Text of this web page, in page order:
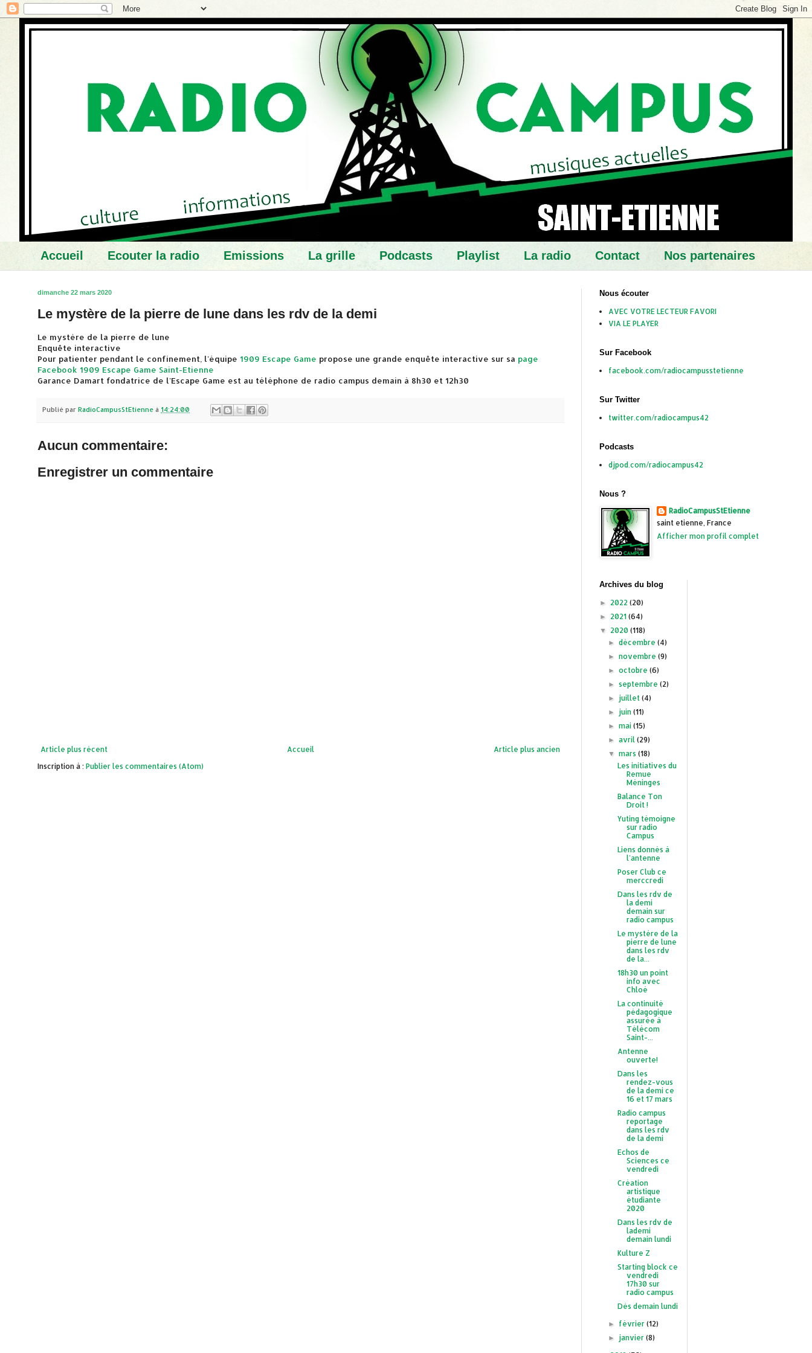
Accueil Ecouter la radio Emissions La grille Podcasts Playlist La radio Contact Nos partenaires
dimanche 22 mars 2020
Le mystère de la pierre de lune dans les rdv de la demi
Le mystère de la pierre de lune
Enquête interactive
Pour patienter pendant le confinement, l'équipe 1909 Escape Game propose une grande enquête interactive sur sa page
Facebook 1909 Escape Game Saint-Etienne
Garance Damart fondatrice de l'Escape Game est au téléphone de radio campus demain à 8h30 et 12h30
Publié par RadioCampusStEtienne à 14:24:00
Aucun commentaire:
Enregistrer un commentaire
Article plus récent Article plus ancien
Accueil
Inscription à : Publier les commentaires (Atom)
Nous écouter
AVEC VOTRE LECTEUR FAVORI
VIA LE PLAYER
Sur Facebook
facebook.com/radiocampusstetienne
Sur Twitter
twitter.com/radiocampus42
Podcasts
djpod.com/radiocampus42
Nous ?
RadioCampusStEtienne
saint etienne, France
Afficher mon profil complet
Archives du blog
► 2022 (20)
► 2021 (64)
▼ 2020 (118)
►décembre(4)
►novembre(9)
►octobre(6)
►septembre(2)
► juillet(4)
► juin(11)
►mai(15)
►avril(29)
▼mars(18)
Les initiatives du
Remue
Méninges
Balance Ton
Droit !
Yuting témoigne
sur radio
Campus
Liens donnés à
l'antenne
Poser Club ce
merccredi
Dans les rdv de
la demi
demain sur
radio campus
Le mystère de la
pierre de lune
dans les rdv
de la...
18h30 un point
info avec
Chloé
La continuité
pédagogique
assurée à
Télécom
Saint-...
Antenne
ouverte!
Dans les
rendez-vous
de la demi ce
16 et 17 mars
Radio campus
reportage
dans les rdv
de la demi
Echos de
Sciences ce
vendredi
Création
artistique
étudiante
2020
Dans les rdv de
lademi
demain lundi
Kulture Z
Starting block ce
vendredi
17h30 sur
radio campus
Dès demain lundi
► février(12)
► janvier(8)